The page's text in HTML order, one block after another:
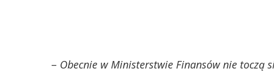
– Obecnie w Ministerstwie Finansów nie toczą